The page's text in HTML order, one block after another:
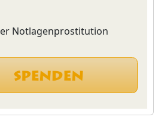
Notlagenprostitution